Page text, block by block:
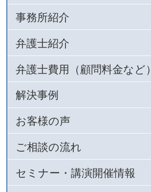
事務所紹介
弁護士紹介
弁護士費用（顧問料金など）
解決事例
お客様の声
ご相談の流れ
セミナー・講演開催情報